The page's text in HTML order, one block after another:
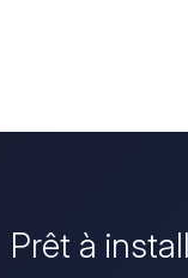
Prêt à